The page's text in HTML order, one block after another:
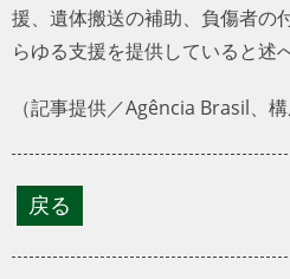
援、遺体搬送の補助、負傷者の
らゆる支援を提供していると述
（記事提供／Agência Brasil、構